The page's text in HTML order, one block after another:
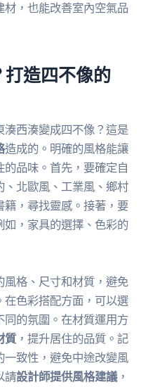
材，也能改善室內空氣品
造四不像的
西湊變成四不像？這是
造成的。明確的風格能讓
品味。首先，要確定自
、北歐風、工業風、鄉村
籍，尋找靈感。接著，要
，家具的選擇、色彩的
格、尺寸和材質，避免
色彩搭配方面，可以選
同的氛圍。在材質運用方
質，提升居住的品質。記
致性，避免中途改變風
請設計師提供風格建議，